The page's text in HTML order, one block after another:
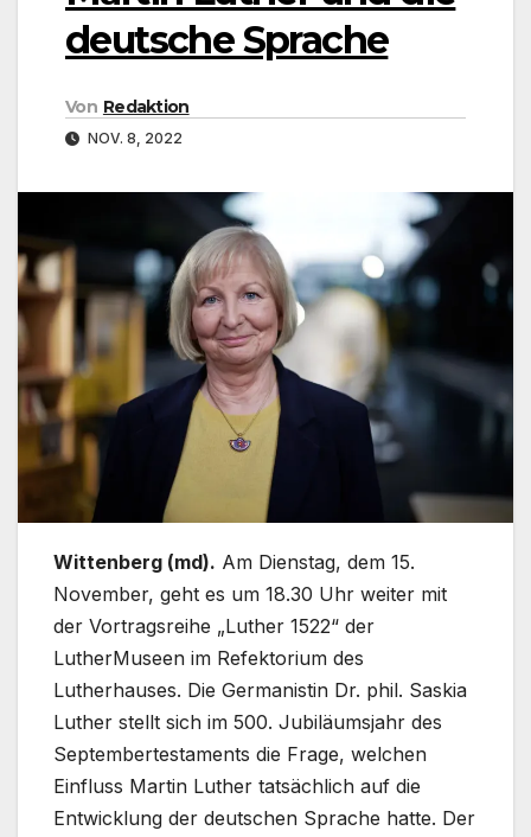
deutsche Sprache
Von Redaktion
NOV. 8, 2022
Wittenberg (md). Am Dienstag, dem 15.
November, geht es um 18.30 Uhr weiter mit
der Vortragsreihe „Luther 1522“ der
LutherMuseen im Refektorium des
Lutherhauses. Die Germanistin Dr. phil. Saskia
Luther stellt sich im 500. Jubiläumsjahr des
Septembertestaments die Frage, welchen
Einfluss Martin Luther tatsächlich auf die
Entwicklung der deutschen Sprache hatte. Der